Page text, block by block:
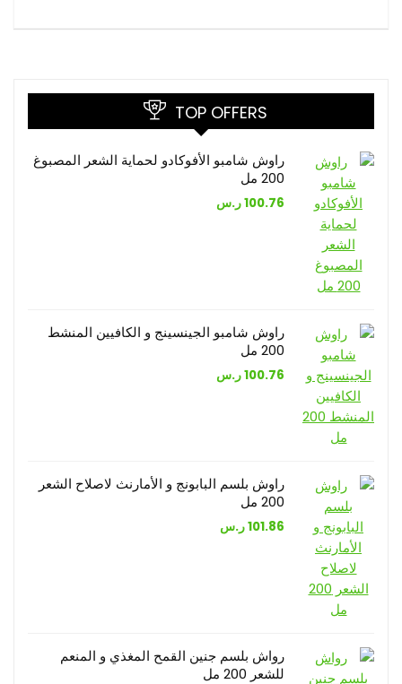
TOP OFFERS
راوش شامبو الأفوكادو لحماية الشعر المصبوغ
200 مل
100.76ر.س
راوش شامبو الجينسينج و الكافيين المنشط
200 مل
100.76ر.س
راوش بلسم البابونج و الأمارنث لاصلاح الشعر
200 مل
101.86ر.س
رواش بلسم جنين القمح المغذي و المنعم
للشعر 200 مل